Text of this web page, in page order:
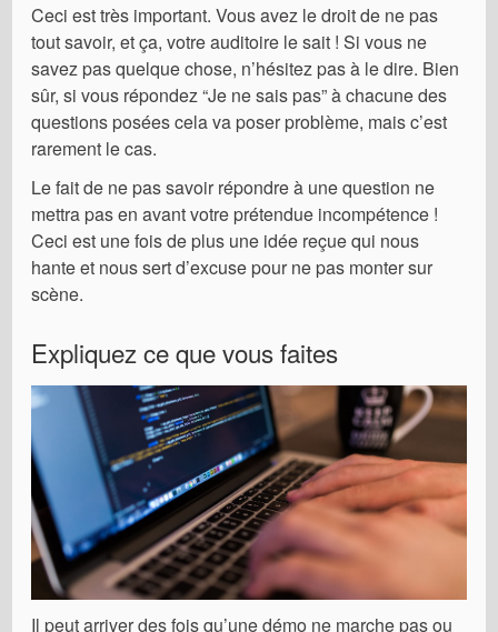
Ceci est très important. Vous avez le droit de ne pas
tout savoir, et ça, votre auditoire le sait ! Si vous ne
savez pas quelque chose, n’hésitez pas à le dire. Bien
sûr, si vous répondez “Je ne sais pas” à chacune des
questions posées cela va poser problème, mais c’est
rarement le cas.
Le fait de ne pas savoir répondre à une question ne
mettra pas en avant votre prétendue incompétence !
Ceci est une fois de plus une idée reçue qui nous
hante et nous sert d’excuse pour ne pas monter sur
scène.
Expliquez ce que vous faites
Il peut arriver des fois qu’une démo ne marche pas ou